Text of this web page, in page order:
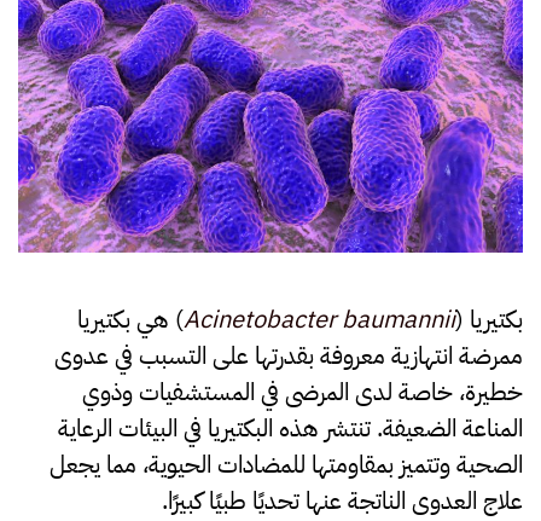
النفايات
الرعاية
الصحية
بكتيريا (Acinetobacter baumannii) هي بكتيريا
ممرضة انتهازية معروفة بقدرتها على التسبب في عدوى
خطيرة، خاصة لدى المرضى في المستشفيات وذوي
المناعة الضعيفة. تنتشر هذه البكتيريا في البيئات الرعاية
الصحية وتتميز بمقاومتها للمضادات الحيوية، مما يجعل
علاج العدوى الناتجة عنها تحديًا طبيًا كبيرًا.